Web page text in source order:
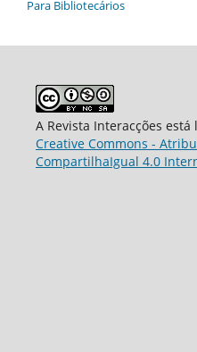
Para Bibliotecários
A Revista Interacções
Creative Commons -
CompartilhaIgual 4.0